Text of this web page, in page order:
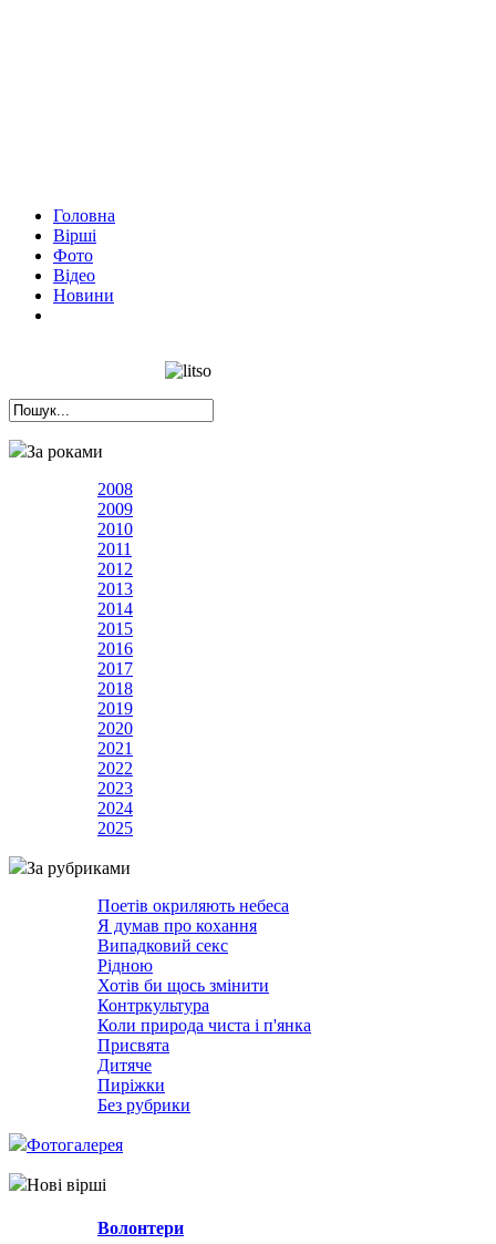
Головна
Вірші
Фото
Відео
Новини
За роками
2008
2009
2010
2011
2012
2013
2014
2015
2016
2017
2018
2019
2020
2021
2022
2023
2024
2025
За рубриками
Поетів окриляють небеса
Я думав про кохання
Випадковий секс
Рідною
Хотів би щось змінити
Контркультура
Коли природа чиста і п'янка
Присвята
Дитяче
Пиріжки
Без рубрики
Фотогалерея
Нові вірші
Волонтери